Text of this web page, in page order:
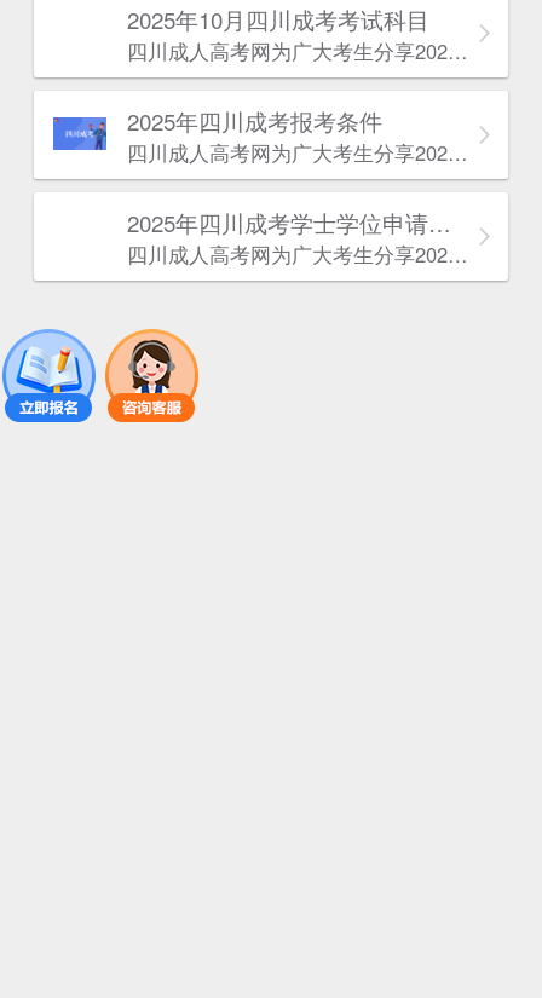
2025年10月四川成考考试科目
四川成人高考网​为广大考生分享2025年10月四川成考考试科目。为广大在职人员和社会人士提供学历提升的机会。更多四川成考考试信息，欢迎在线访问四川成人高考网。
2025年‌‌‌‌四川成考报考条件
四川成人高考网​为广大考生分享2025年‌‌‌‌四川成考报考条件。为广大在职人员和社会人士提供学历提升的机会。更多四川成考考试信息，欢迎在线访问四川成人高考网。
2025年‌‌‌‌四川成考学士学位申请条件
四川成人高考网​为广大考生分享2025年‌‌‌‌四川成考学士学位申请条件。为广大在职人员和社会人士提供学历提升的机会。更多四川成考考试信息，欢迎在线访问四川成人高考网。